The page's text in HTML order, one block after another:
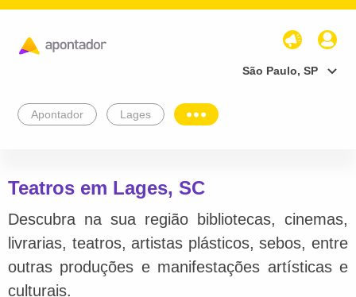
São Paulo, SP
Apontador Lages
Teatros em Lages, SC
Descubra na sua região bibliotecas, cinemas,
livrarias, teatros, artistas plásticos, sebos, entre
outras produções e manifestações artísticas e
culturais.